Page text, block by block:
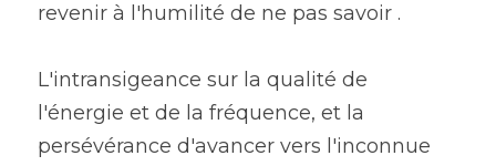
revenir à l'humilité de ne pas savoir .
L'intransigeance sur la qualité de
l'énergie et de la fréquence, et la
persévérance d'avancer vers l'inconnue